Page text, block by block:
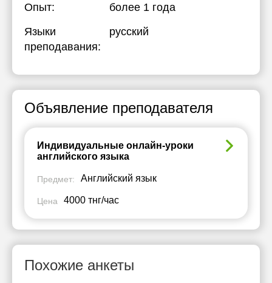
Опыт:
более 1 года
Языки
преподавания:
русский
Объявление преподавателя
Индивидуальные онлайн-уроки
английского языка
Предмет: Английский язык
Цена 4000 тнг/час
Похожие анкеты